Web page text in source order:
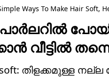
Ways To Make Hair Soft,
വീട്ടിൽ
soft: തിളക്കമുള്ള